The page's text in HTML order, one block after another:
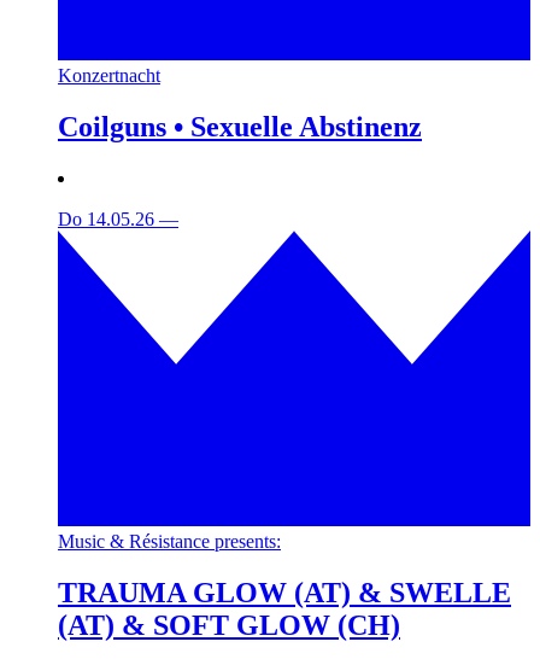
Konzertnacht
Coilguns • Sexuelle Abstinenz
Do 14.05.26 —
Music & Résistance presents:
TRAUMA GLOW (AT) & SWELLE
(AT) & SOFT GLOW (CH)